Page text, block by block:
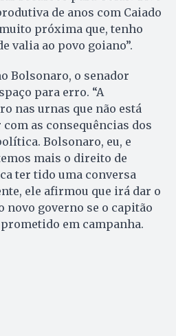
de anos com Caiado
próxima que, tenho
valia ao povo goiano”.
Bolsonaro, o senador
para erro. “A
nas urnas que não está
as consequências dos
Bolsonaro, eu, e
mais o direito de
ter tido uma conversa
ele afirmou que irá dar o
novo governo se o capitão
em campanha.